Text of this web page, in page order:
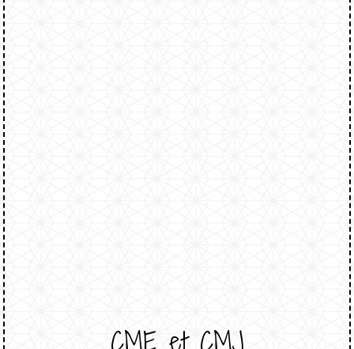
CME et CMJ